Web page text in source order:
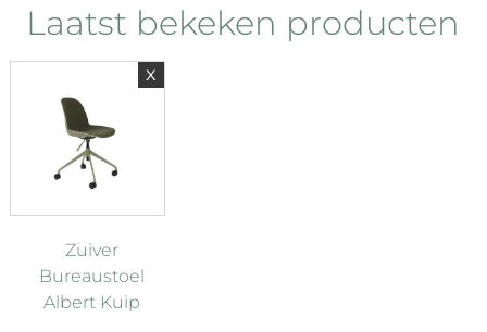
Laatst bekeken producten
Zuiver
Bureaustoel
Albert Kuip
x